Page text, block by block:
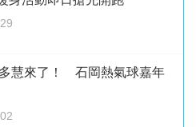
慧來了！ 石岡熱氣球嘉年